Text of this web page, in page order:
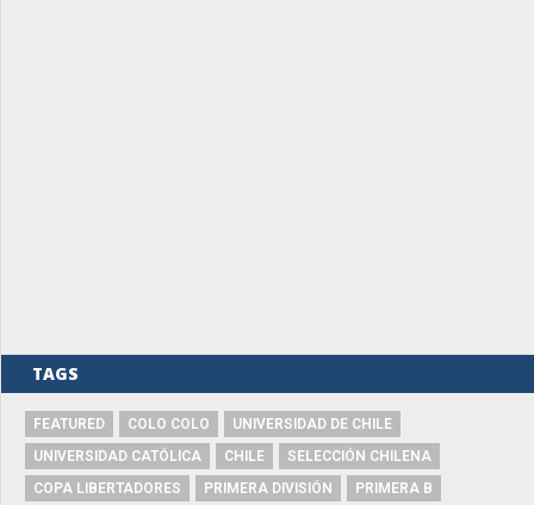
TAGS
FEATURED COLO COLO
UNIVERSIDAD DE CHILE
UNIVERSIDAD CATÓLICA
CHILE
SELECCIÓN CHILENA
COPA LIBERTADORES
PRIMERA DIVISIÓN
PRIMERA B